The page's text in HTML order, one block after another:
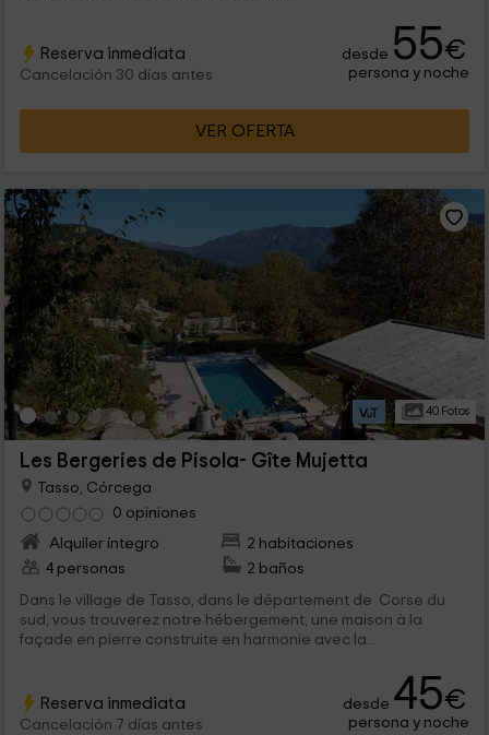
Reserva inmediata
Cancelación 30 días antes
desde 55€
persona y noche
VER OFERTA
40 Fotos
Les Bergeries de Pisola- Gîte Mujetta
Tasso, Córcega
0 opiniones
Alquiler íntegro
2 habitaciones
4 personas
2 baños
Dans le village de Tasso, dans le département de Corse du
sud, vous trouverez notre hébergement, une maison à la
façade en pierre construite en harmonie avec la...
Reserva inmediata
Cancelación 7 días antes
desde 45€
persona y noche